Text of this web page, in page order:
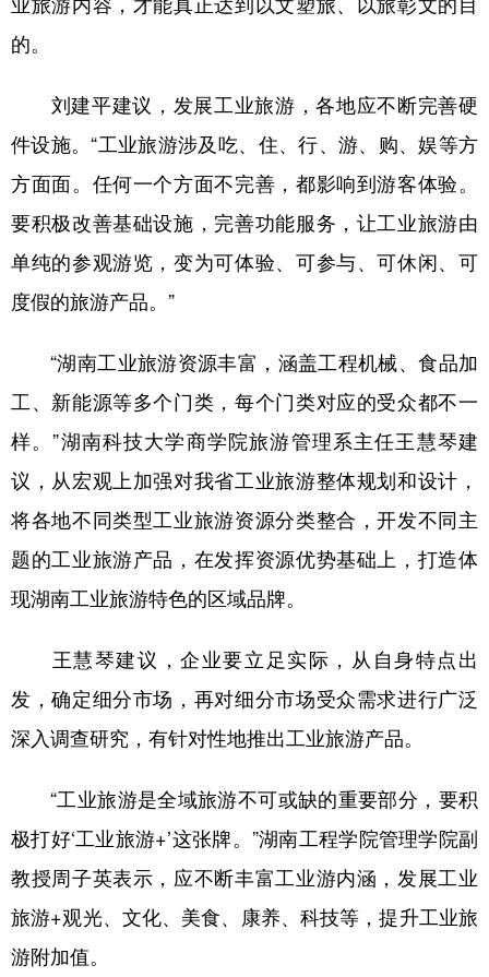
的。
刘建平建议，发展工业旅游，各地应不断完善硬
件设施。“工业旅游涉及吃、住、行、游、购、娱等方
方面面。任何一个方面不完善，都影响到游客体验。
要积极改善基础设施，完善功能服务，让工业旅游由
单纯的参观游览，变为可体验、可参与、可休闲、可
度假的旅游产品。”
“湖南工业旅游资源丰富，涵盖工程机械、食品加
工、新能源等多个门类，每个门类对应的受众都不一
样。”湖南科技大学商学院旅游管理系主任王慧琴建
议，从宏观上加强对我省工业旅游整体规划和设计，
将各地不同类型工业旅游资源分类整合，开发不同主
题的工业旅游产品，在发挥资源优势基础上，打造体
现湖南工业旅游特色的区域品牌。
王慧琴建议，企业要立足实际，从自身特点出
发，确定细分市场，再对细分市场受众需求进行广泛
深入调查研究，有针对性地推出工业旅游产品。
“工业旅游是全域旅游不可或缺的重要部分，要积
极打好‘工业旅游+’这张牌。”湖南工程学院管理学院副
教授周子英表示，应不断丰富工业游内涵，发展工业
旅游+观光、文化、美食、康养、科技等，提升工业旅
游附加值。